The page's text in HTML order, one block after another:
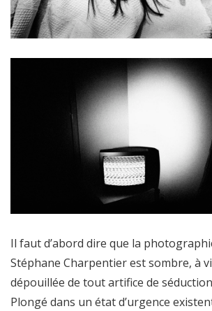
Il faut d’abord dire que la
Stéphane Charpentier est sombre, à
dépouillée de tout artifice de
Plongé dans un état d’urgence